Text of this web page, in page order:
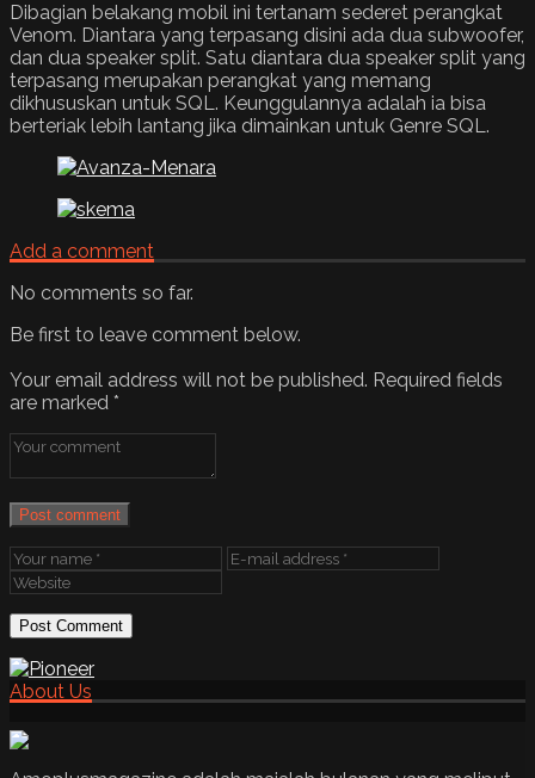
Dibagian belakang mobil ini tertanam sederet perangkat
Venom. Diantara yang terpasang disini ada dua subwoofer,
dan dua speaker split. Satu diantara dua speaker split yang
terpasang merupakan perangkat yang memang
dikhususkan untuk SQL. Keunggulannya adalah ia bisa
berteriak lebih lantang jika dimainkan untuk Genre SQL.
Add a comment
No comments so far.
Be first to leave comment below.
Your email address will not be published. Required fields
are marked *
Post comment
About Us